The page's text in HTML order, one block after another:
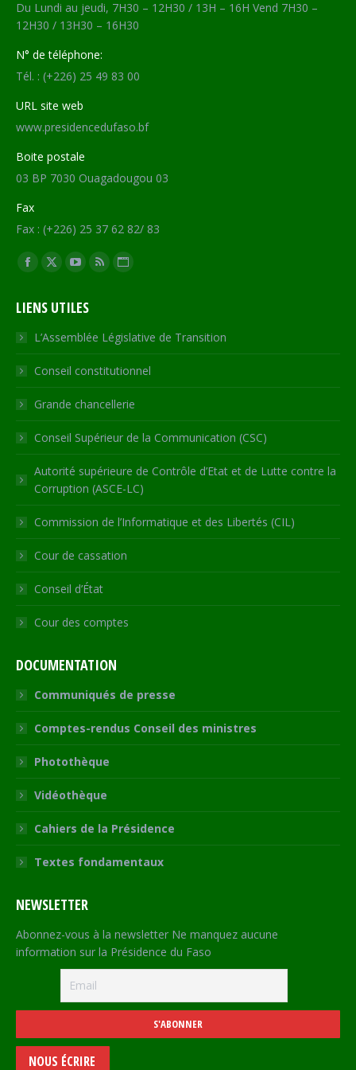
Du Lundi au jeudi, 7H30 – 12H30 / 13H – 16H Vend 7H30 –
12H30 / 13H30 – 16H30
N° de téléphone:
Tél. : (+226) 25 49 83 00
URL site web
www.presidencedufaso.bf
Boite postale
03 BP 7030 Ouagadougou 03
Fax
Fax : (+226) 25 37 62 82/ 83
Trouvez nous sur :
Facebook
opens
in
new
window
X
opens
in
new
window
YouTube
opens
in
new
window
RSS
in
new
window
Site
opens
in
new
LIENS UTILES
L’Assemblée Législative de Transition
Conseil constitutionnel
Grande chancellerie
Conseil Supérieur de la Communication (CSC)
Autorité supérieure de Contrôle d’Etat et de Lutte contre la
Corruption (ASCE-LC)
Commission de l’Informatique et des Libertés (CIL)
Cour de cassation
Conseil d’État
Cour des comptes
DOCUMENTATION
Communiqués de presse
Comptes-rendus Conseil des ministres
Photothèque
Vidéothèque
Cahiers de la Présidence
Textes fondamentaux
NEWSLETTER
Abonnez-vous à la newsletter Ne manquez aucune
information sur la Présidence du Faso
NOUS ÉCRIRE